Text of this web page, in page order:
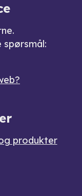
spørsmål:
produkter